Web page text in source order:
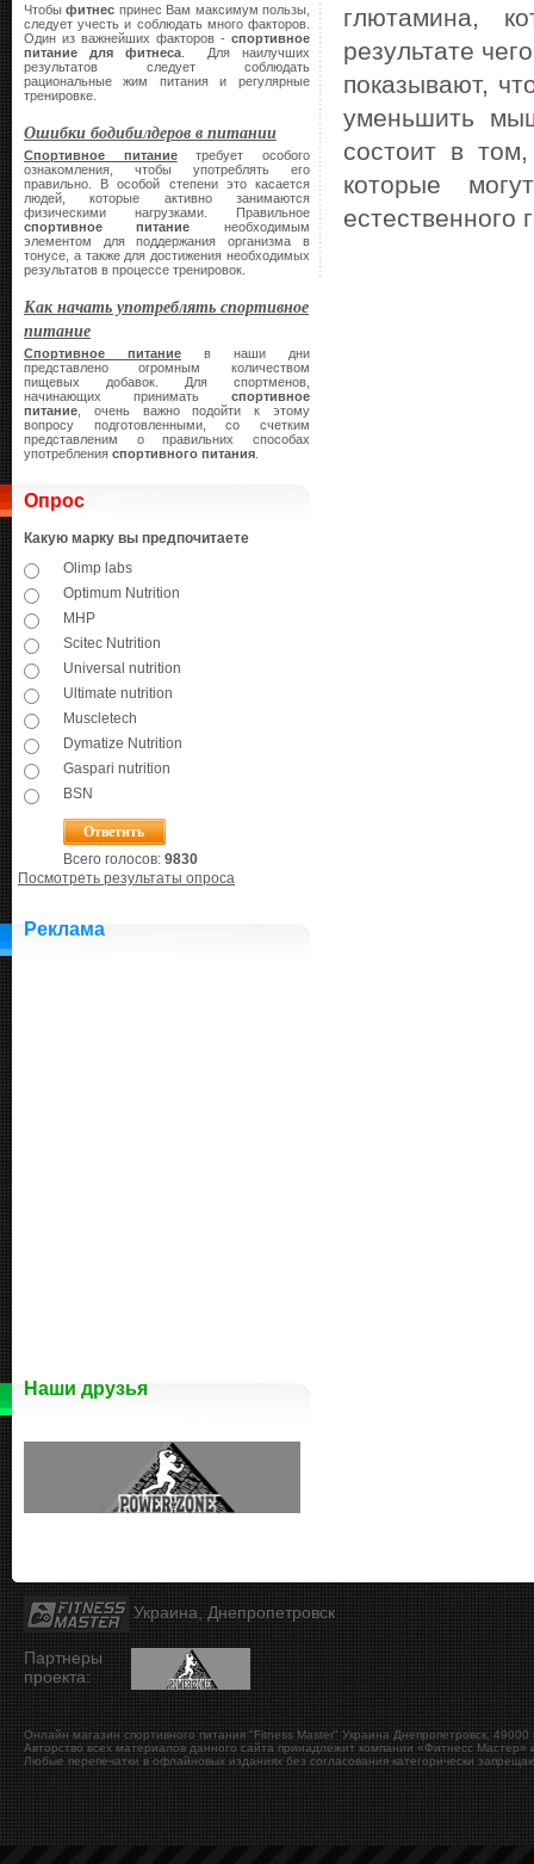
Чтобыфитнес принес Вам максимум пользы,
следует учесть и соблюдать много факторов.
Один из важнейших факторов - спортивное
питание
для фитнеса. Для наилучших
результатов следует соблюдать
рациональные жим питания и регулярные
тренировке.
Ошибки бодибилдеров в питании
Спортивное питаниетребует особого
ознакомления, чтобы употреблять его
правильно. В особой степени это касается
людей, которые активно занимаются
физическими нагрузками. Правильное
спортивное питание необходимым
элементом для поддержания организма в
тонусе, а также для достижения необходимых
результатов в процессе тренировок.
Как начать употреблять спортивное
питание
Спортивное питание в наши дни
представлено огромным количеством
пищевых добавок. Для спортменов,
начинающих принимать спортивное
питание , очень важно подойти к этому
вопросу подготовленными, со счетким
представленим о правильних способах
употребления спортивного питания
Опрос
Какую марку вы предпочитаете
Olimp labs
Optimum Nutrition
MHP
Scitec Nutrition
Universal nutrition
Ultimate nutrition
Muscletech
Dymatize Nutrition
Gaspari nutrition
BSN
Всего голосов: 9830
Посмотреть результаты опроса
Реклама
Наши друзья
глютамина,
результате
показывают,
уменьшить
состоит в
которые
естественного
Украина, Днепропетровск
Партнеры
проекта:
Онлайн магазин спортивного питания "Fitness Master" Украина Днепропетровск 49000
Авторство всех материалов данного сайта принадлежит компании «Фитнесс Мастер»
Любые перепечатки в офлайновых изданиях без согласования категорически